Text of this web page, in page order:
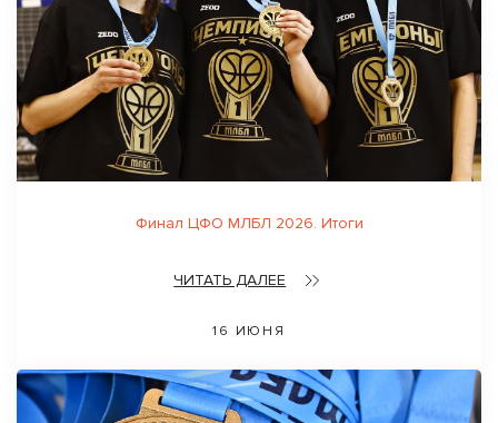
Финал ЦФО МЛБЛ 2026. Итоги
ЧИТАТЬ ДАЛЕЕ
16 ИЮНЯ